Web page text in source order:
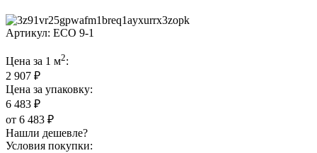
Артикул: ЕСО 9-1
Цена за 1 м2:
2 907 ₽
Цена за упаковку:
6 483 ₽
от 6 483 ₽
Нашли дешевле?
Условия покупки: